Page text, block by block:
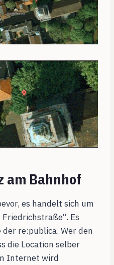
am Bahnhof
es handelt sich um
Es
re:publica. Wer den
die Location selber
Internet wird